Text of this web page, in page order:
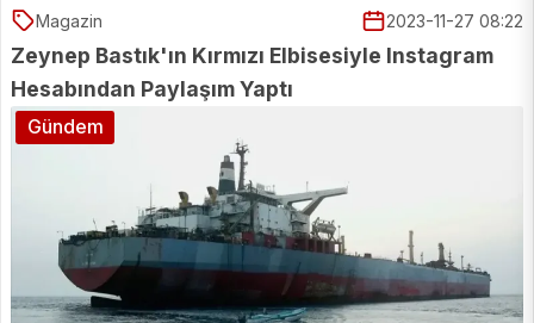
Magazin 2023-11-27 08:22
Zeynep Bastık'ın Kırmızı Elbisesiyle Instagram
Hesabından Paylaşım Yaptı
Gündem